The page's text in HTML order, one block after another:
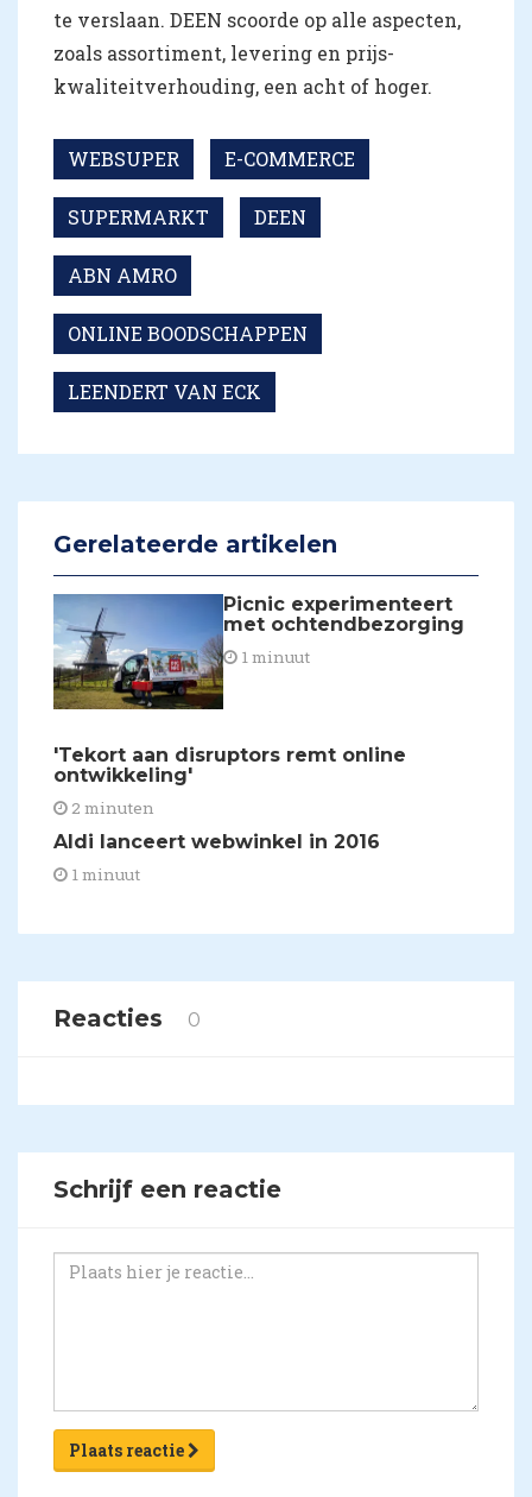
te verslaan. DEEN scoorde op alle aspecten,
zoals assortiment, levering en prijs-
kwaliteitverhouding, een acht of hoger.
WEBSUPER E-COMMERCE
SUPERMARKT DEEN
ABN AMRO
ONLINE BOODSCHAPPEN
LEENDERT VAN ECK
Gerelateerde artikelen
Picnic experimenteert
met ochtendbezorging
1 minuut
'Tekort aan disruptors remt online
ontwikkeling'
2 minuten
Aldi lanceert webwinkel in 2016
1 minuut
Reacties 0
Schrijf een reactie
Plaats reactie